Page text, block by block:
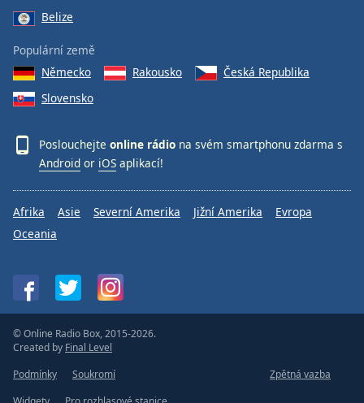
Belize
Populární země
Německo
Rakousko
Česká Republika
Slovensko
Poslouchejte online rádio na svém smartphonu zdarma s
Android or iOS aplikací!
Afrika Asie Severní Amerika Jižní Amerika
Evropa
Oceania
© Online Radio Box, 2015-2026.
Created by Final Level
Podmínky
Soukromí
Zpětná vazba